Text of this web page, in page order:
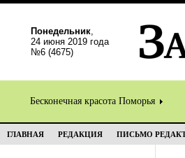
Понедельник,
24 июня 2019 года
№6 (4675)
Бесконечная красота Поморья
ГЛАВНАЯ РЕДАКЦИЯ ПИСЬМО